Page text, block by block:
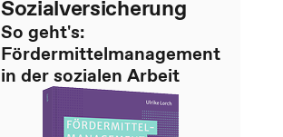
Sozialversicherung
So geht's:
Fördermittelmanagement
in der sozialen Arbeit